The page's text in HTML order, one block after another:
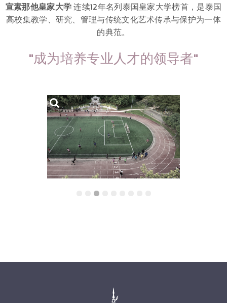
宣素那他皇家大学连续12年名列泰国皇家大学榜首，是泰国
高校集教学、研究、管理与传统文化艺术传承与保护为一体
的典范。
"成为培养专业人才的领导者"